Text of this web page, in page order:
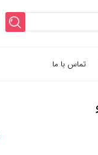
تماس با ما